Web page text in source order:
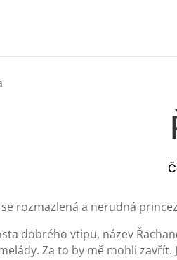
rozmazlená a nerudná
dobrého vtipu, název
Za to by mě mohli zavřít.